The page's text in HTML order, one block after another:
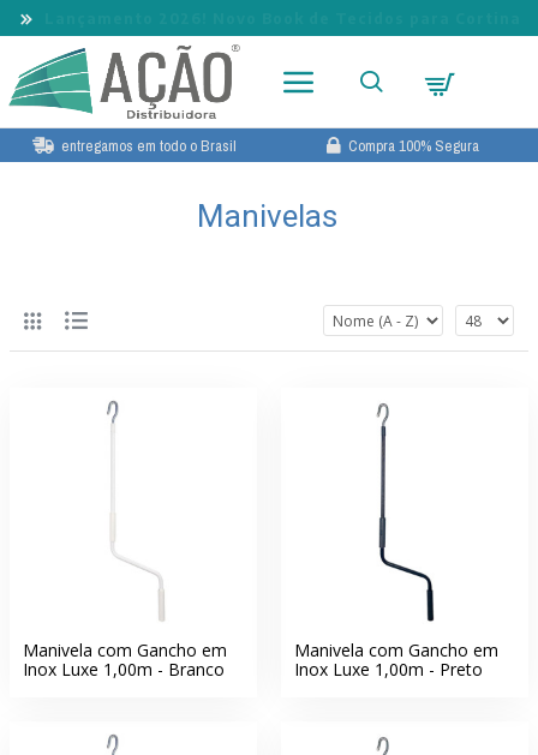
entregamos em todo o Brasil Compra 100% Segura
Manivelas
Manivela com Gancho em
Inox Luxe 1,00m - Branco
Manivela com Gancho em
Inox Luxe 1,00m - Preto